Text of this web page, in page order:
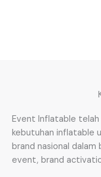
Event Inflatable telah
kebutuhan inflatable
brand nasional
event, brand